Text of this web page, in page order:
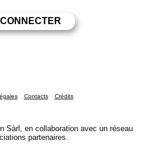
Contacts Crédits
Sàrl, en collaboration avec un réseau
partenaires.